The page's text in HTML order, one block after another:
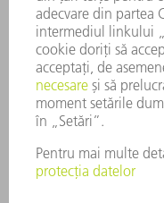
COMUNICATE DE PRESĂ
REVISTE
SUSTENABILITATE
MEDIU ȘI CLIMĂ
ASPECTE SOCIALE ȘI DE
GUVERNANȚA